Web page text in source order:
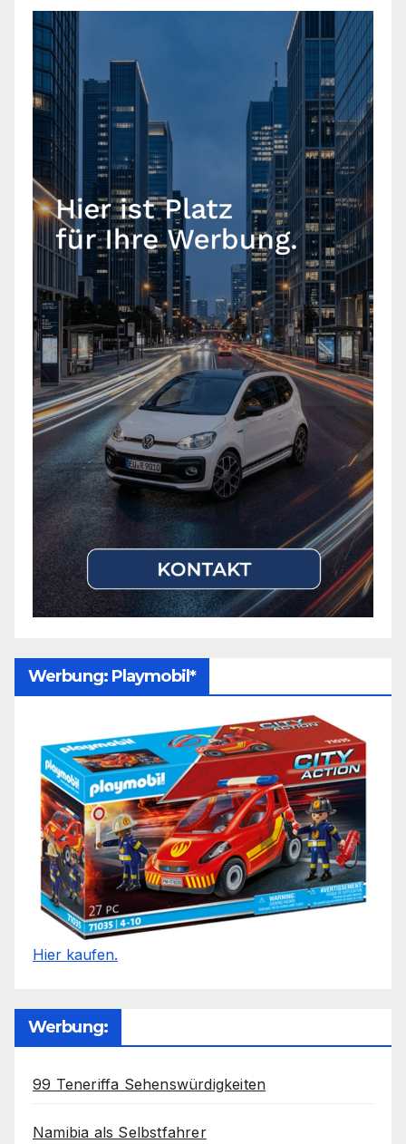
Werbung: Playmobil*
Hier kaufen.
Werbung:
99 Teneriffa Sehenswürdigkeiten
Namibia als Selbstfahrer